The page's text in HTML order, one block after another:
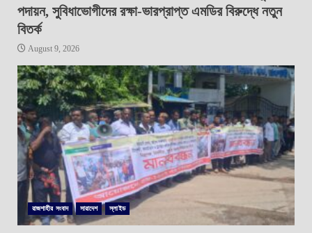
পদায়ন, সুবিধাভোগীদের রক্ষা-ভারপ্রাপ্ত এমডির বিরুদ্ধে নতুন
বিতর্ক
August 9, 2026
রাজশাহীর সংবাদ সারাদেশ স্লাইড